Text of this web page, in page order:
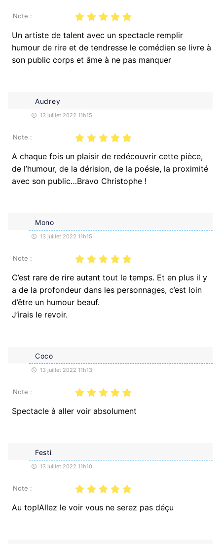
Note :
Un artiste de talent avec un spectacle remplir
humour de rire et de tendresse le comédien se livre à
son public corps et âme à ne pas manquer
Audrey
13 juillet 2022 11h15
Note :
A chaque fois un plaisir de redécouvrir cette pièce,
de l’humour, de la dérision, de la poésie, la proximité
avec son public…Bravo Christophe !
Mono
13 juillet 2022 11h15
Note :
C’est rare de rire autant tout le temps. Et en plus il y
a de la profondeur dans les personnages, c’est loin
d’être un humour beauf.
J’irais le revoir.
Coco
13 juillet 2022 11h13
Note :
Spectacle à aller voir absolument
Festi
13 juillet 2022 11h10
Note :
Au top!Allez le voir vous ne serez pas déçu